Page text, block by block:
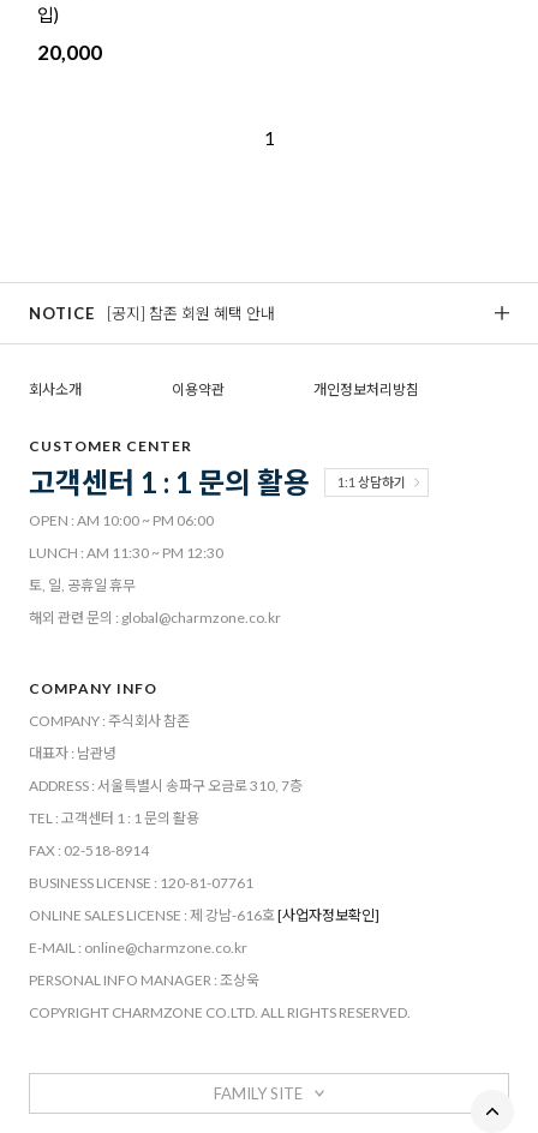
입)
20,000
1
NOTICE [공지] 참존 회원 혜택 안내
회사소개 이용약관 개인정보처리방침
CUSTOMER CENTER
고객센터 1 : 1 문의 활용 1:1 상담하기
OPEN : AM 10:00 ~ PM 06:00
LUNCH : AM 11:30 ~ PM 12:30
토, 일, 공휴일 휴무
해외 관련 문의 : global@charmzone.co.kr
COMPANY INFO
COMPANY : 주식회사 참존
대표자 : 남관녕
ADDRESS : 서울특별시 송파구 오금로 310, 7층
TEL : 고객센터 1 : 1 문의 활용
FAX : 02-518-8914
BUSINESS LICENSE : 120-81-07761
ONLINE SALES LICENSE : 제 강남-616호[사업자정보확인]
E-MAIL : online@charmzone.co.kr
PERSONAL INFO MANAGER : 조상욱
COPYRIGHT CHARMZONE CO.LTD. ALL RIGHTS RESERVED.
FAMILY SITE